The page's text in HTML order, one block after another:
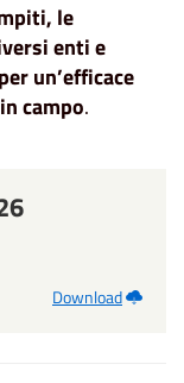
le
enti e
un’efficace
campo.
Download